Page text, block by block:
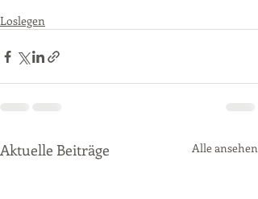
Loslegen
Aktuelle Beiträge Alle ansehen